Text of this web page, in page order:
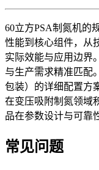
60立方PSA制氮机的
性能到核心组件，从
实际效能与应用边界
与生产需求精准匹配
包装）的详细配置方
在变压吸附制氮领域
品在参数设计与可靠
常见问题